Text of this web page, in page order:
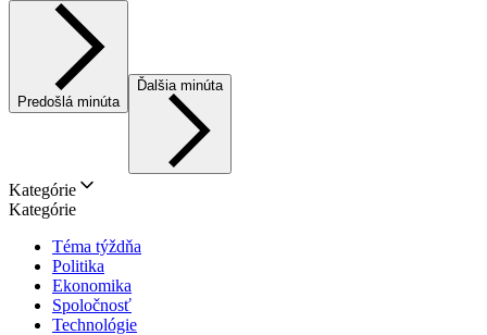
Predošlá minúta
Ďalšia minúta
Kategórie
Kategórie
Téma týždňa
Politika
Ekonomika
Spoločnosť
Technológie